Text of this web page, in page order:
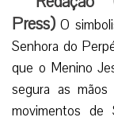
Press) O
Senhora do
que o Menino
segura as mãos
movimentos de